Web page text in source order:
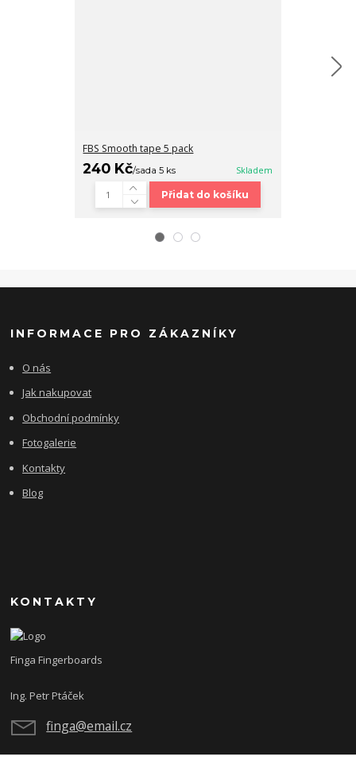
FBS Smooth tape 5 pack
240 Kč/sada 5 ks Skladem
Přidat do košíku
INFORMACE PRO ZÁKAZNÍKY
O nás
Jak nakupovat
Obchodní podmínky
Fotogalerie
Kontakty
Blog
KONTAKTY
Finga Fingerboards
Ing. Petr Ptáček
finga@email.cz